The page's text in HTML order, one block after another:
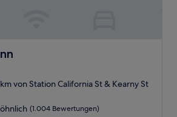
von Station California St & Kearny St
(1.004 Bewertungen)